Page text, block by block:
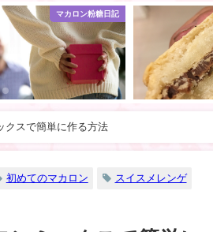
マカロン粉糖日記
クスで簡単に作る方法
初めてのマカロン スイスメレンゲ